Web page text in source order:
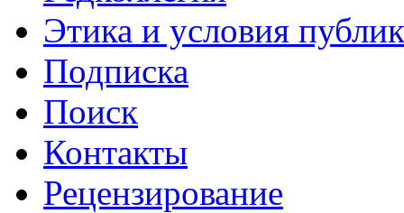
Этика и условия
Подписка
Поиск
Контакты
Рецензирование